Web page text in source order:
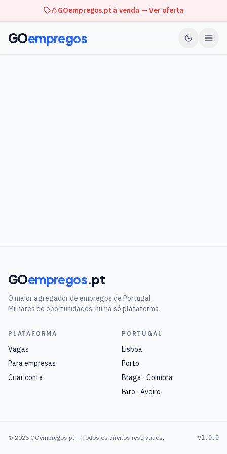
GOempregos.pt à venda — Ver oferta
GOempregos
GOempregos.pt
O maior agregador de empregos de Portugal.
Milhares de oportunidades, numa só plataforma.
PLATAFORMA
Vagas
Para empresas
Criar conta
PORTUGAL
Lisboa
Porto
Braga · Coimbra
Faro · Aveiro
© 2026 GOempregos.pt — Todos os direitos reservados. v1.0.0